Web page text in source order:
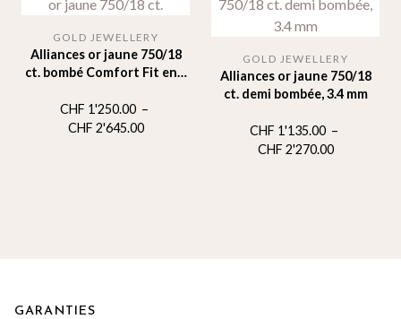
CHF
Alliances or jaune 750/18
ct. bombé Comfort Fit env.
GOLD JEWELLERY
CHF 1'250.00 –
CHF 2'645.00Plage
Alliances or jaune 750/18
ct. demi bombée, 3.4 mm
GOLD JEWELLERY
CHF 1'135.00 –
CHF 2'270.00Plage
GARANTIES